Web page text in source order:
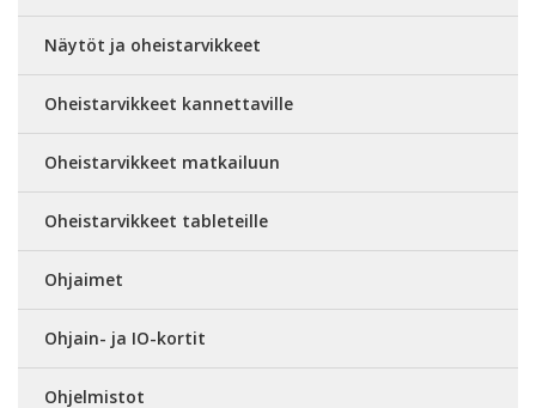
Näytöt ja oheistarvikkeet
Oheistarvikkeet kannettaville
Oheistarvikkeet matkailuun
Oheistarvikkeet tableteille
Ohjaimet
Ohjain- ja IO-kortit
Ohjelmistot